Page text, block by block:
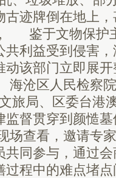
古迹牌倒在地上
鉴于文物保护
共利益受到侵害
动该部门立即展
区人民检察院
旅局、区委台港
监督贯穿到颜慥
查看，邀请专家
共同参与，通过
过程中的难点堵